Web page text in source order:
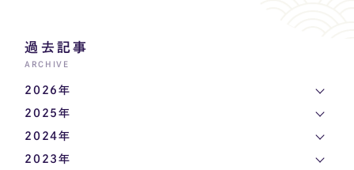
過去記事
ARCHIVE
2026年
2025年
2024年
2023年